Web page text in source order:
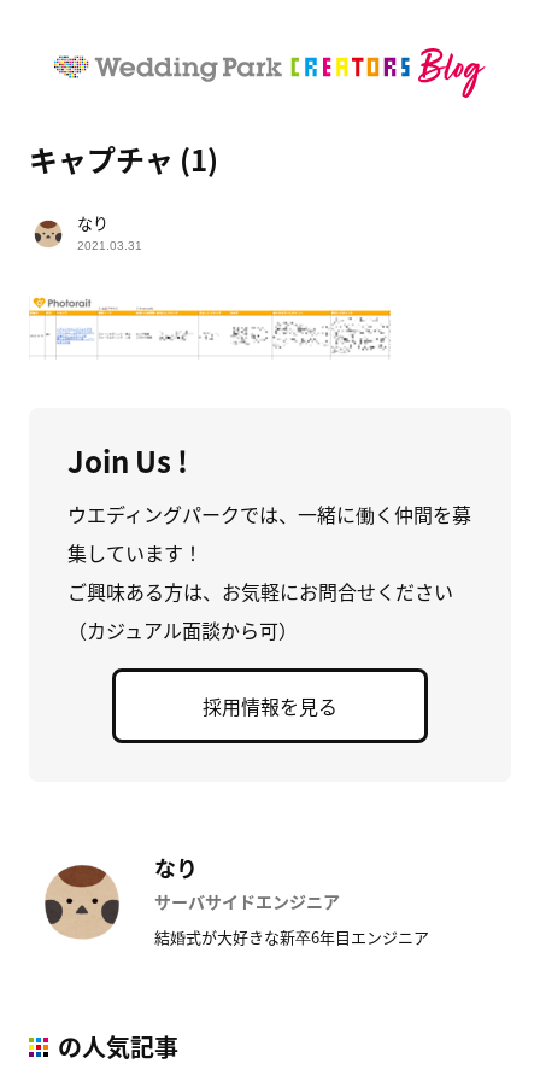
キャプチャ (1)
なり
2021.03.31
Join Us !
ウエディングパークでは、一緒に働く仲間を募
集しています！
ご興味ある方は、お気軽にお問合せください
（カジュアル面談から可）
採用情報を見る
なり
サーバサイドエンジニア
結婚式が大好きな新卒6年目エンジニア
の人気記事